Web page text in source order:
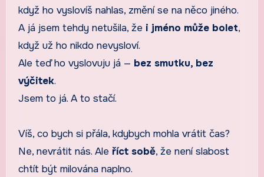
když ho vyslovíš nahlas, změní se na něco jiného.
A já jsem tehdy netušila, že i jméno může bolet,
když už ho nikdo nevysloví.
Ale teď ho vyslovuju já — bez smutku, bez
výčitek.
Jsem to já. A to stačí.
Víš, co bych si přála, kdybych mohla vrátit čas?
Ne, nevrátit nás. Ale říct sobě, že není slabost
chtít být milována naplno.